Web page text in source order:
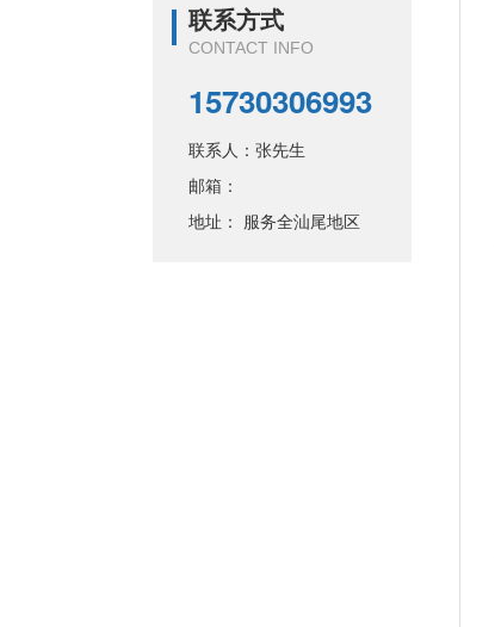
联系方式
CONTACT INFO
15730306993
联系人：张先生
邮箱：
地址： 服务全汕尾地区